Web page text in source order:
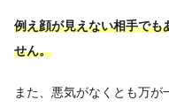
例え顔が見えない相手でも
せん。
また、悪気がなくとも万